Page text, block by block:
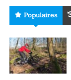
Populaires